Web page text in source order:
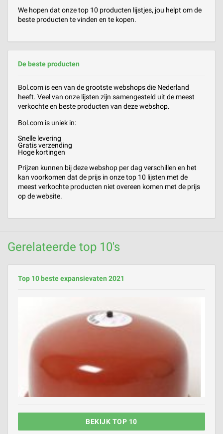
We hopen dat onze top 10 producten lijstjes, jou helpt om de
beste producten te vinden en te kopen.
De beste producten
Bol.com is een van de grootste webshops die Nederland
heeft. Veel van onze lijsten zijn samengesteld uit de meest
verkochte en beste producten van deze webshop.
Bol.com is uniek in:
Snelle levering
Gratis verzending
Hoge kortingen
Prijzen kunnen bij deze webshop per dag verschillen en het
kan voorkomen dat de prijs in onze top 10 lijsten met de
meest verkochte producten niet overeen komen met de prijs
op de website.
Gerelateerde top 10's
Top 10 beste expansievaten 2021
BEKIJK TOP 10